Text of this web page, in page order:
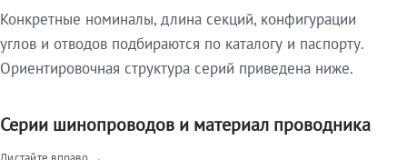
Конкретные номиналы, длина секций, конфигурации
углов и отводов подбираются по каталогу и паспорту.
Ориентировочная структура серий приведена ниже.
Серии шинопроводов и материал проводника